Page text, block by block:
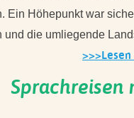
Ein Höhepunkt war
die umliegende